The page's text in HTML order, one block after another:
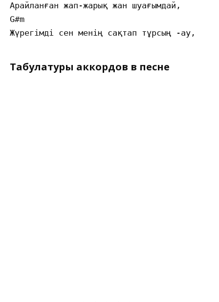
Арайланған жап-жарық жан шуағымдай,
G#m
Табулатуры аккордов в песне